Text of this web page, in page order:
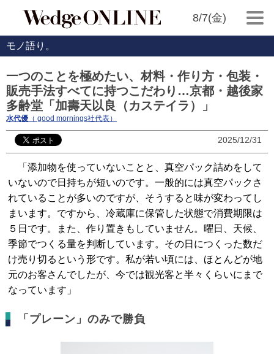
8/7(金)
モノ語り。
一つのことを極めたい、材料・作り方・包装・
販売手法すべてに持つこだわり…京都・越後家
多齢堂「加壽天以良（カステイラ）」
水代優 （ good mornings社代表）
2025/12/31
「添加物を使っていないことと、真空パック詰めをして
いないので日持ちが短いのです。一般的には真空パックさ
れていることが多いのですが、そうすると味が変わってし
まいます。ですから、冷蔵庫に保管した状態で消費期限は
５日です。また、作り置きもしていません。曜日、天候、
季節でつくる量を判断しています。その日につくった数だ
け売り切るという形です。私が若い頃には、ほとんどが地
元のお客さんでしたが、今では観光客と半々くらいにまで
なっています」
「プレーン」のみで勝負